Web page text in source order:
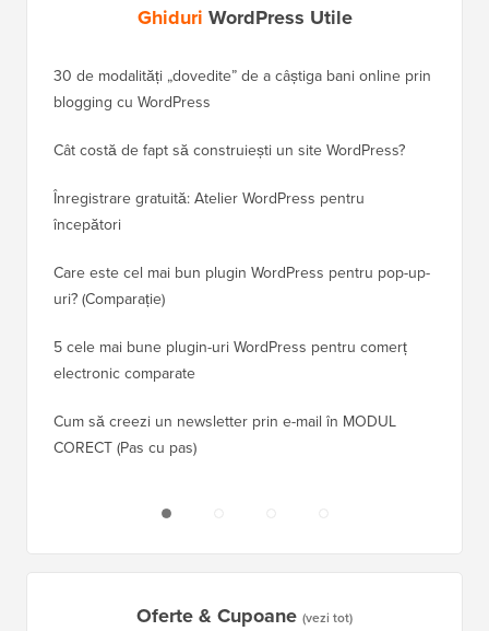
Ghiduri WordPress Utile
30 de modalități „dovedite” de a câștiga bani online prin
blogging cu WordPress
Cât costă de fapt să construiești un site WordPress?
Înregistrare gratuită: Atelier WordPress pentru
începători
Care este cel mai bun plugin WordPress pentru pop-up-
uri? (Comparație)
5 cele mai bune plugin-uri WordPress pentru comerț
electronic comparate
Cum să creezi un newsletter prin e-mail în MODUL
CORECT (Pas cu pas)
Oferte & Cupoane (vezi tot)